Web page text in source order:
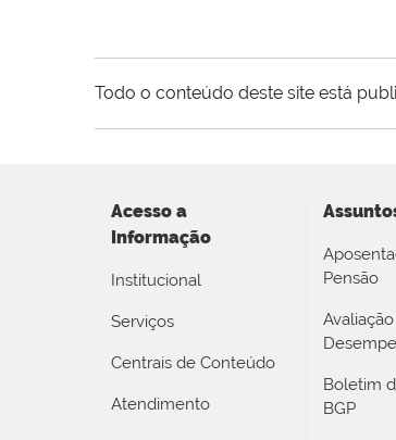
Todo o conteúdo deste site está
Acesso a
Informação
Institucional
Serviços
Centrais de Conteúdo
Atendimento
Pensão
Boletim
BGP